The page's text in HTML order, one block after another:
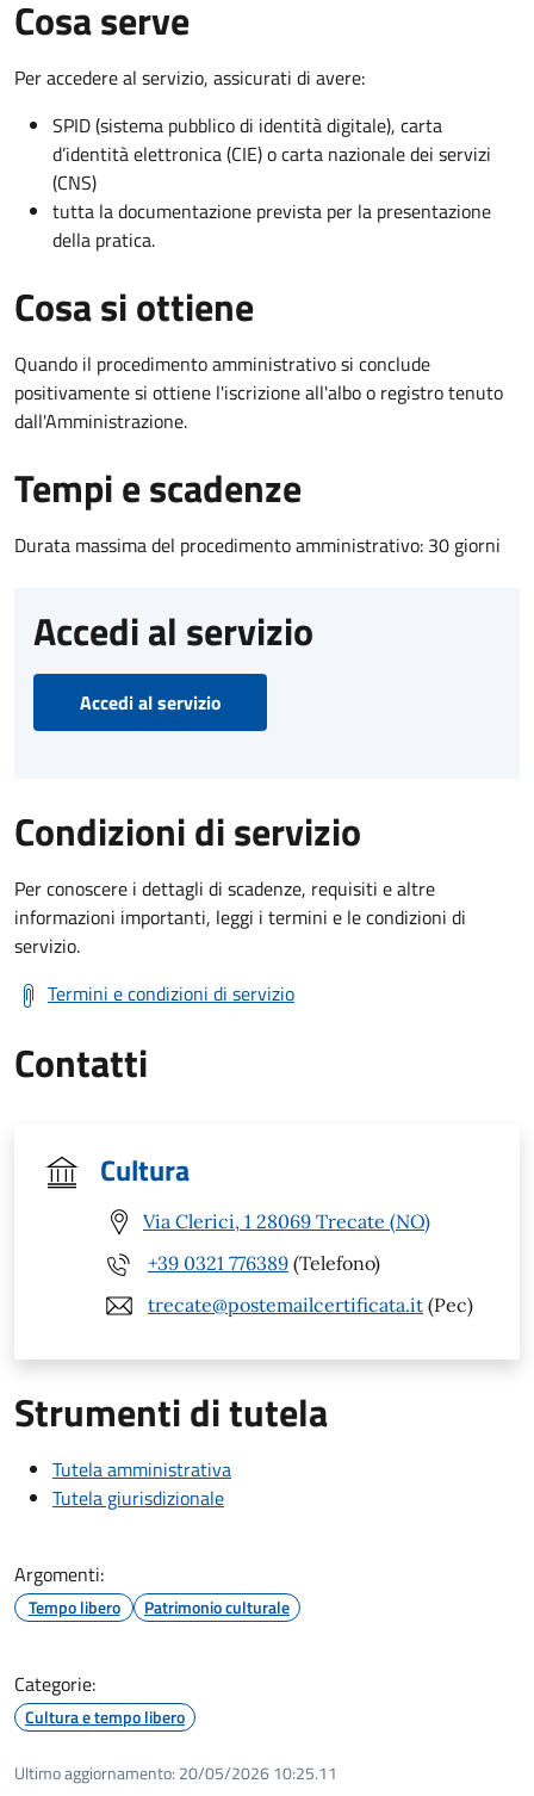
Cosa serve
Per accedere al servizio, assicurati di avere:
SPID (sistema pubblico di identità digitale), carta
d’identità elettronica (CIE) o carta nazionale dei servizi
(CNS)
tutta la documentazione prevista per la presentazione
della pratica.
Cosa si ottiene
Quando il procedimento amministrativo si conclude
positivamente si ottiene l'iscrizione all'albo o registro tenuto
dall'Amministrazione.
Tempi e scadenze
Durata massima del procedimento amministrativo: 30 giorni
Accedi al servizio
Accedi al servizio
Condizioni di servizio
Per conoscere i dettagli di scadenze, requisiti e altre
informazioni importanti, leggi i termini e le condizioni di
servizio.
Termini e condizioni di servizio
Contatti
Cultura
Via Clerici, 1 28069 Trecate (NO)
+39 0321 776389 (Telefono)
trecate@postemailcertificata.it (Pec)
Strumenti di tutela
Tutela amministrativa
Tutela giurisdizionale
Argomenti:
Tempo libero Patrimonio culturale
Categorie:
Cultura e tempo libero
Ultimo aggiornamento: 20/05/2026 10:25.11